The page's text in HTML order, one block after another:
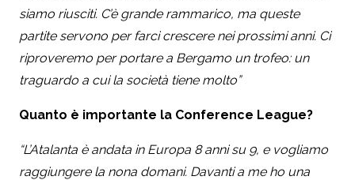
siamo riusciti. C’è grande rammarico, ma queste
partite servono per farci crescere nei prossimi anni. Ci
riproveremo per portare a Bergamo un trofeo: un
traguardo a cui la società tiene molto”
Quanto è importante la Conference League?
“L’Atalanta è andata in Europa 8 anni su 9, e vogliamo
raggiungere la nona domani. Davanti a me ho una